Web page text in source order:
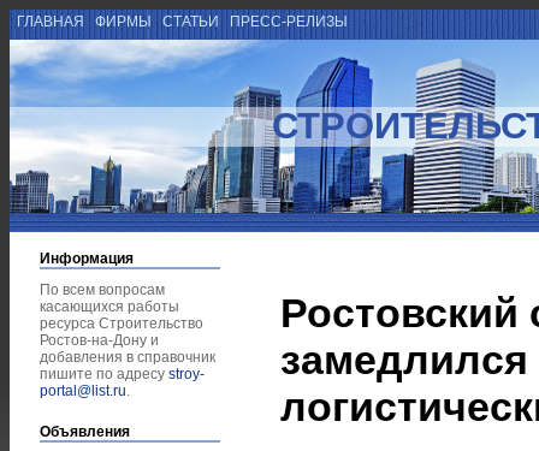
ГЛАВНАЯ ФИРМЫ СТАТЬИ ПРЕСС-РЕЛИЗЫ
Информация
По всем вопросам
касающихся работы
ресурса Строительство
Ростов-на-Дону и
добавления в справочник
пишите по адресу stroy-
portal@list.ru.
Объявления
замедлился